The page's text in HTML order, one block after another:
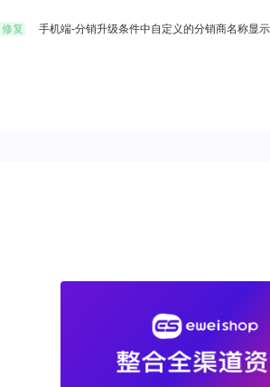
修复 手机端-分销升级条件中自定义的分销商名称显